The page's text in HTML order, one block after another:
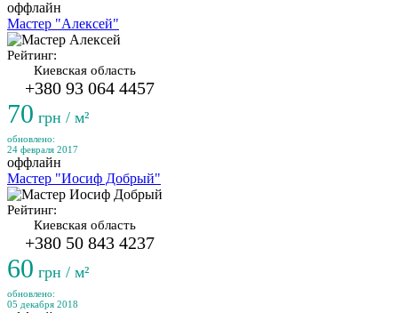
оффлайн
Мастер "Алексей"
Рейтинг:
Киевская область
+380 93 064 4457
70 грн / м²
обновлено:
24 февраля 2017
оффлайн
Мастер "Иосиф Добрый"
Рейтинг:
Киевская область
+380 50 843 4237
60 грн / м²
обновлено:
05 декабря 2018